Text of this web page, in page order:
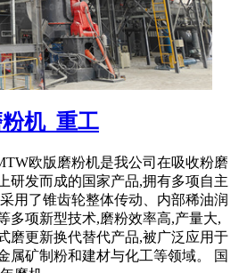
机_重工
欧版磨粉机是我公司在吸收粉磨
研发而成的国家产品,拥有多项自主
用了锥齿轮整体传动、内部稀油润
多项新型技术,磨粉效率高,产量大,
磨更新换代替代产品,被广泛应用于
属矿制粉和建材与化工等领域。 国